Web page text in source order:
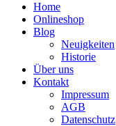
Home
Onlineshop
Blog
Neuigkeiten
Historie
Über uns
Kontakt
Impressum
AGB
Datenschutz